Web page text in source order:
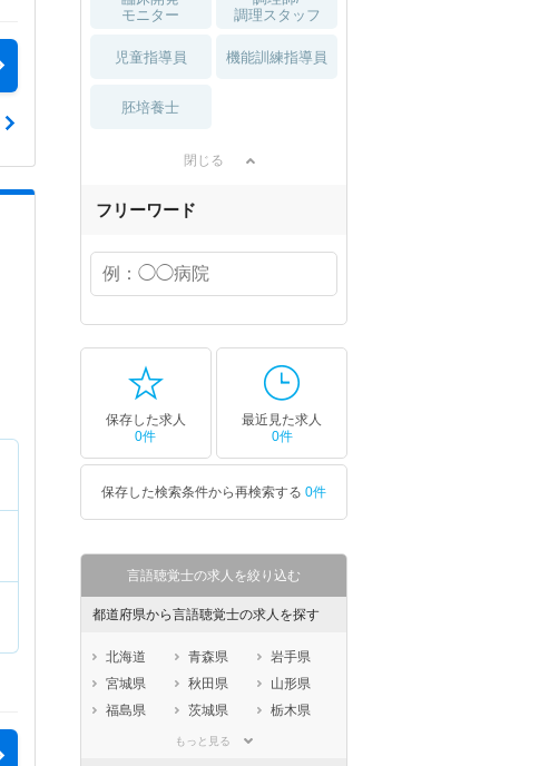
モニター
調理スタッフ
児童指導員 機能訓練指導員
胚培養士
閉じる
フリーワード
保存した求人
0件
最近見た求人
0件
保存した検索条件から再検索する 0件
言語聴覚士の求人を絞り込む
都道府県から言語聴覚士の求人を探す
北海道 青森県
岩手県
宮城県
秋田県
山形県
福島県
茨城県
栃木県
埼玉県
もっと見る